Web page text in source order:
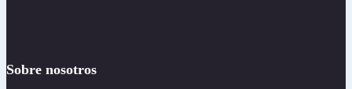
Sobre nosotros